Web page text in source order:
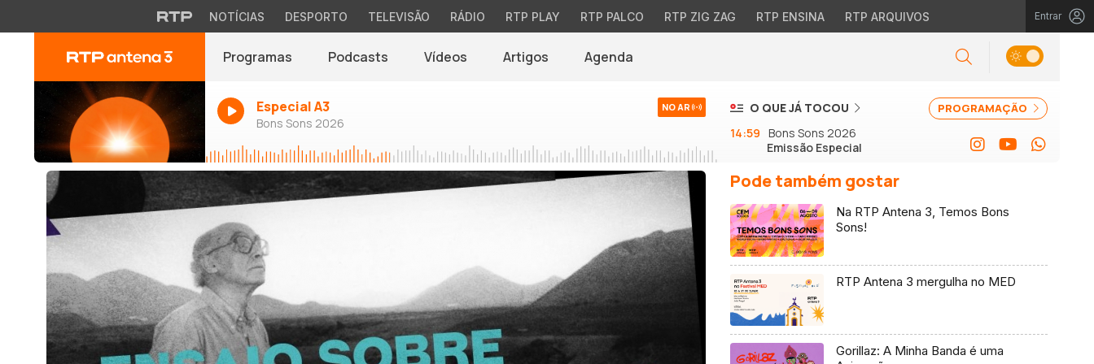
NOTÍCIAS DESPORTO TELEVISÃO RÁDIO RTP PLAY RTP PALCO RTP ZIG ZAG RTP ENSINA RTP ARQUIVOS Entrar
Programas Podcasts Vídeos Artigos Agenda
Especial A3
Bons Sons 2026
NO AR PROGRAMAÇÃO
O QUE JÁ TOCOU
14:59 Bons Sons 2026
Emissão Especial
Pode também gostar
Na RTP Antena 3, Temos Bons
Sons!
RTP Antena 3 mergulha no MED
Gorillaz: A Minha Banda é uma